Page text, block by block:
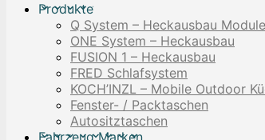
Produkte
Q System – Heckausbau Module
ONE System – Heckausbau
FUSION 1 – Heckausbau
FRED Schlafsystem
KOCH’INZL – Mobile Outdoor
Fenster- / Packtaschen
Autositztaschen
Fahrzeug Marken